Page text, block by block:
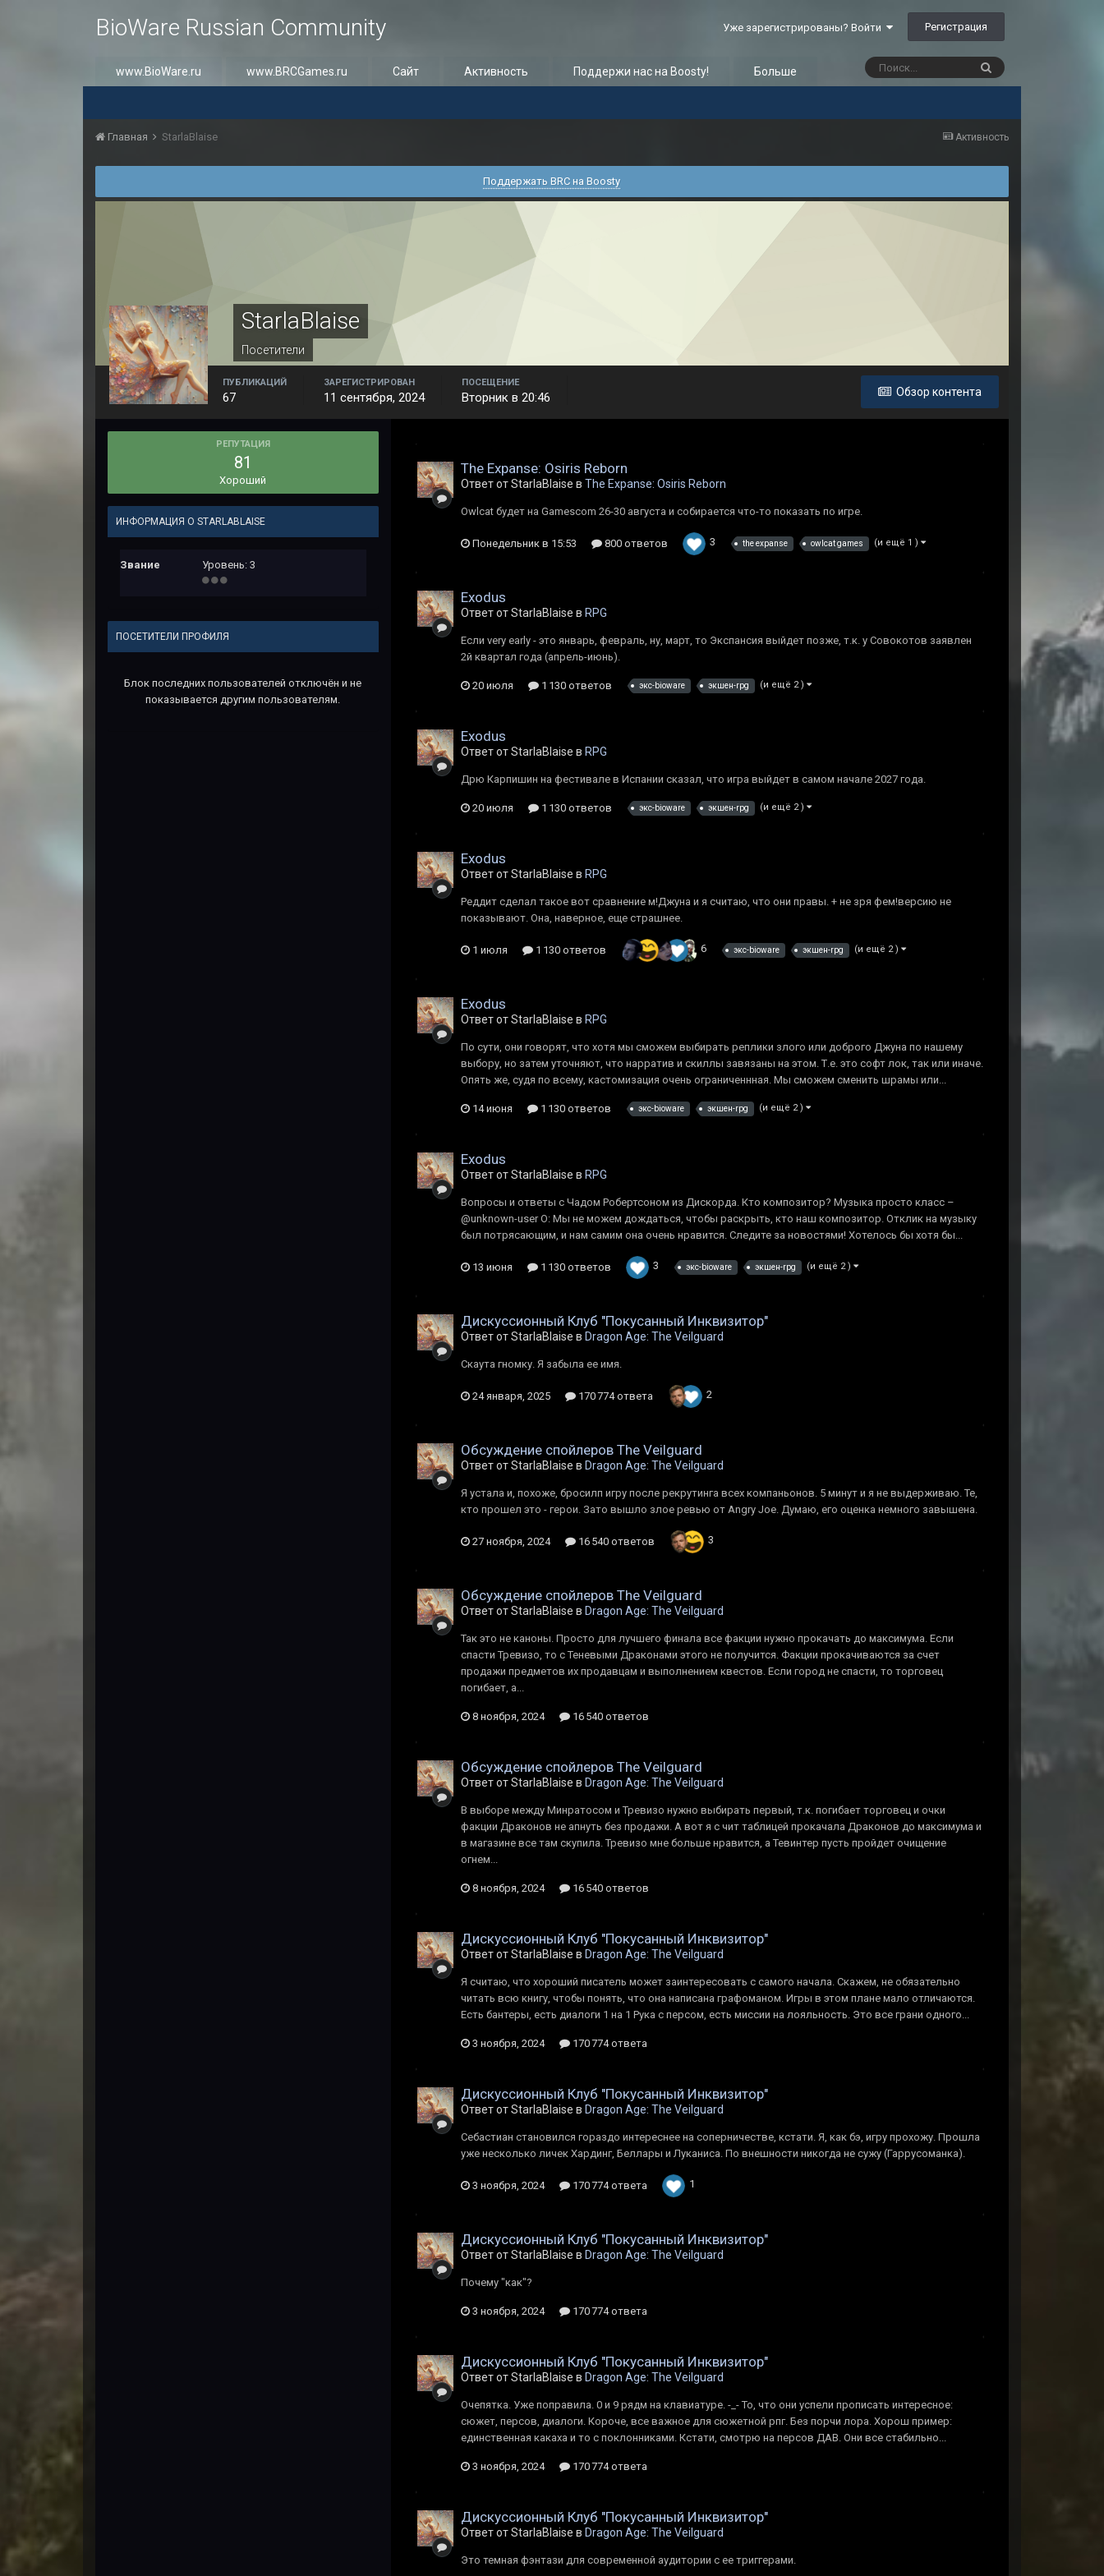
BioWare Russian Community Уже зарегистрированы? Войти Регистрация
www.BioWare.ru www.BRCGames.ru Сайт Активность Поддержи нас на Boosty! Больше
Активность
Главная StarlaBlaise
Поддержать BRC на Boosty
StarlaBlaise
Посетители
Обзор контента
ПУБЛИКАЦИЙ
67
ЗАРЕГИСТРИРОВАН
11 сентября, 2024
ПОСЕЩЕНИЕ
Вторник в 20:46
РЕПУТАЦИЯ
81
Хороший
ИНФОРМАЦИЯ О STARLABLAISE
Звание Уровень: 3
ПОСЕТИТЕЛИ ПРОФИЛЯ
Блок последних пользователей отключён и не
показывается другим пользователям.
The Expanse: Osiris Reborn
Ответ от StarlaBlaise в The Expanse: Osiris Reborn
Owlcat будет на Gamescom 26-30 августа и собирается что-то показать по игре.
Понедельник в 15:53 800 ответов 3 the expanse owlcat games (и ещё 1 )
Exodus
Ответ от StarlaBlaise в RPG
Если very early - это январь, февраль, ну, март, то Экспансия выйдет позже, т.к. у Совокотов заявлен
2й квартал года (апрель-июнь).
20 июля 1 130 ответов экс-bioware экшен-rpg (и ещё 2 )
Exodus
Ответ от StarlaBlaise в RPG
Дрю Карпишин на фестивале в Испании сказал, что игра выйдет в самом начале 2027 года.
20 июля 1 130 ответов экс-bioware экшен-rpg (и ещё 2 )
Exodus
Ответ от StarlaBlaise в RPG
Реддит сделал такое вот сравнение м!Джуна и я считаю, что они правы. + не зря фем!версию не
показывают. Она, наверное, еще страшнее.
1 июля 1 130 ответов 6 экс-bioware экшен-rpg (и ещё 2 )
Exodus
Ответ от StarlaBlaise в RPG
По сути, они говорят, что хотя мы сможем выбирать реплики злого или доброго Джуна по нашему
выбору, но затем уточняют, что нарратив и скиллы завязаны на этом. Т.е. это софт лок, так или иначе.
Опять же, судя по всему, кастомизация очень ограниченнная. Мы сможем сменить шрамы или...
14 июня 1 130 ответов экс-bioware экшен-rpg (и ещё 2 )
Exodus
Ответ от StarlaBlaise в RPG
Вопросы и ответы с Чадом Робертсоном из Дискорда. Кто композитор? Музыка просто класс –
@unknown-user О: Мы не можем дождаться, чтобы раскрыть, кто наш композитор. Отклик на музыку
был потрясающим, и нам самим она очень нравится. Следите за новостями! Хотелось бы хотя бы...
13 июня 1 130 ответов 3 экс-bioware экшен-rpg (и ещё 2 )
Дискуссионный Клуб "Покусанный Инквизитор"
Ответ от StarlaBlaise в Dragon Age: The Veilguard
Скаута гномку. Я забыла ее имя.
24 января, 2025 170 774 ответа 2
Обсуждение спойлеров The Veilguard
Ответ от StarlaBlaise в Dragon Age: The Veilguard
Я устала и, похоже, бросилп игру после рекрутинга всех компаньонов. 5 минут и я не выдерживаю. Те,
кто прошел это - герои. Зато вышло злое ревью от Angry Joe. Думаю, его оценка немного завышена.
27 ноября, 2024 16 540 ответов 3
Обсуждение спойлеров The Veilguard
Ответ от StarlaBlaise в Dragon Age: The Veilguard
Так это не каноны. Просто для лучшего финала все факции нужно прокачать до максимума. Если
спасти Тревизо, то с Теневыми Драконами этого не получится. Факции прокачиваются за счет
продажи предметов их продавцам и выполнением квестов. Если город не спасти, то торговец
погибает, а...
8 ноября, 2024 16 540 ответов
Обсуждение спойлеров The Veilguard
Ответ от StarlaBlaise в Dragon Age: The Veilguard
В выборе между Минратосом и Тревизо нужно выбирать первый, т.к. погибает торговец и очки
факции Драконов не апнуть без продажи. А вот я с чит таблицей прокачала Драконов до максимума и
в магазине все там скупила. Тревизо мне больше нравится, а Тевинтер пусть пройдет очищение
огнем...
8 ноября, 2024 16 540 ответов
Дискуссионный Клуб "Покусанный Инквизитор"
Ответ от StarlaBlaise в Dragon Age: The Veilguard
Я считаю, что хороший писатель может заинтересовать с самого начала. Скажем, не обязательно
читать всю книгу, чтобы понять, что она написана графоманом. Игры в этом плане мало отличаются.
Есть бантеры, есть диалоги 1 на 1 Рука с персом, есть миссии на лояльность. Это все грани одного...
3 ноября, 2024 170 774 ответа
Дискуссионный Клуб "Покусанный Инквизитор"
Ответ от StarlaBlaise в Dragon Age: The Veilguard
Себастиан становился гораздо интереснее на соперничестве, кстати. Я, как бэ, игру прохожу. Прошла
уже несколько личек Хардинг, Беллары и Луканиса. По внешности никогда не сужу (Гаррусоманка).
3 ноября, 2024 170 774 ответа 1
Дискуссионный Клуб "Покусанный Инквизитор"
Ответ от StarlaBlaise в Dragon Age: The Veilguard
Почему "как"?
3 ноября, 2024 170 774 ответа
Дискуссионный Клуб "Покусанный Инквизитор"
Ответ от StarlaBlaise в Dragon Age: The Veilguard
Очепятка. Уже поправила. 0 и 9 рядм на клавиатуре. -_- То, что они успели прописать интересное:
сюжет, персов, диалоги. Короче, все важное для сюжетной рпг. Без порчи лора. Хорош пример:
единственная какаха и то с поклонниками. Кстати, смотрю на персов ДАВ. Они все стабильно...
3 ноября, 2024 170 774 ответа
Дискуссионный Клуб "Покусанный Инквизитор"
Ответ от StarlaBlaise в Dragon Age: The Veilguard
Это темная фэнтази для современной аудитории с ее триггерами.